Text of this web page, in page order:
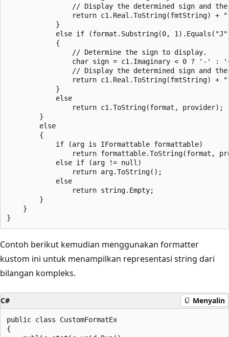
// Display the determined sign and
return c1.Real.ToString(fmtString) +
            }
else if (format.Substring(0,
            {
                // Determine the sign to display.
char sign = c1.Imaginary < 0 ? '-' :
// Display the determined sign and
return c1.Real.ToString(fmtString) +
            }
            else
                return c1.ToString(format, provider);
        }
        else
        {
            if (arg is IFormattable formattable)
return formattable.ToString(format,
            else if (arg != null)
                return arg.ToString();
            else
                return string.Empty;
        }
    }
Contoh berikut kemudian menggunakan formatter
kustom ini untuk menampilkan representasi string dari
bilangan kompleks.
C# Menyalin
public class CustomFormatEx
{